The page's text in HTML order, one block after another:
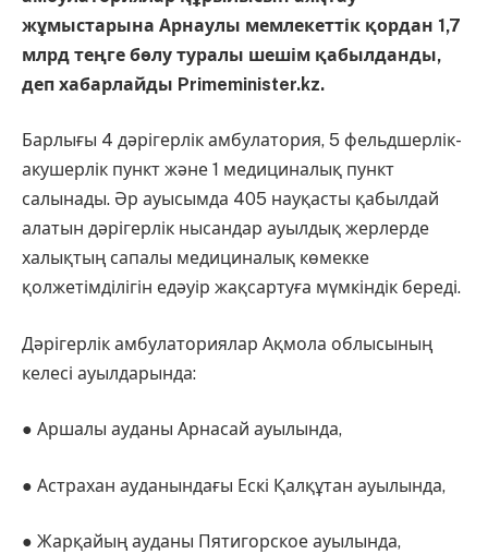
жұмыстарына Арнаулы мемлекеттік қордан 1,7
млрд теңге бөлу туралы шешім қабылданды,
деп хабарлайды Primeminister.kz.
Барлығы 4 дәрігерлік амбулатория, 5 фельдшерлік-
акушерлік пункт және 1 медициналық пункт
салынады. Әр ауысымда 405 науқасты қабылдай
алатын дәрігерлік нысандар ауылдық жерлерде
халықтың сапалы медициналық көмекке
қолжетімділігін едәуір жақсартуға мүмкіндік береді.
Дәрігерлік амбулаториялар Ақмола облысының
келесі ауылдарында:
● Аршалы ауданы Арнасай ауылында,
● Астрахан ауданындағы Ескі Қалқұтан ауылында,
● Жарқайың ауданы Пятигорское ауылында,